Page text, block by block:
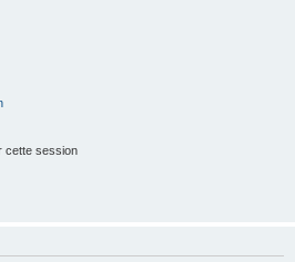
cette session